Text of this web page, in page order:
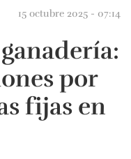
15 octubre 2025 - 07:14
por
fijas en